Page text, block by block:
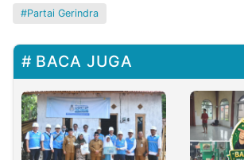
Partai Gerindra
BACA JUGA